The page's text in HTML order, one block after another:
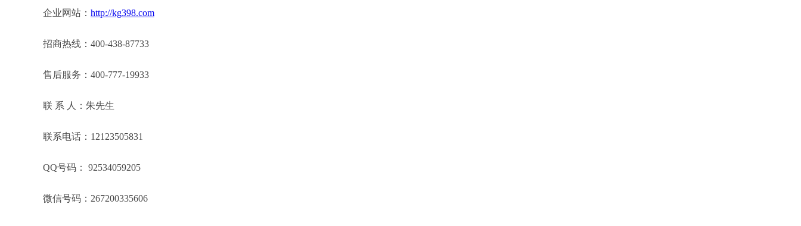
企业网站： http://kg398.com
招商热线：400-438-87733
售后服务：400-777-19933
联 系 人：朱先生
联系电话：12123505831
QQ号码： 92534059205
微信号码：267200335606